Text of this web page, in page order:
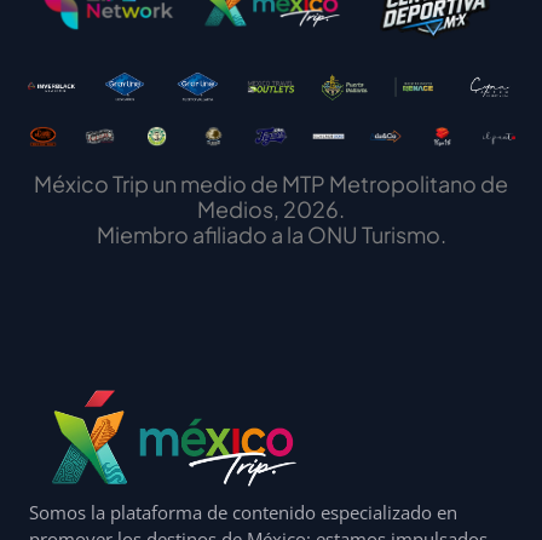
México Trip un medio de MTP Metropolitano de
Medios, 2026.
Miembro afiliado a la ONU Turismo.
Somos la plataforma de contenido especializado en